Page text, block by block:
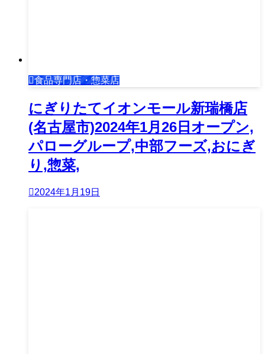
食品専門店・惣菜店
にぎりたてイオンモール新瑞橋店
(名古屋市)2024年1月26日オープン,
パローグループ,中部フーズ,おにぎ
り,惣菜,
2024年1月19日